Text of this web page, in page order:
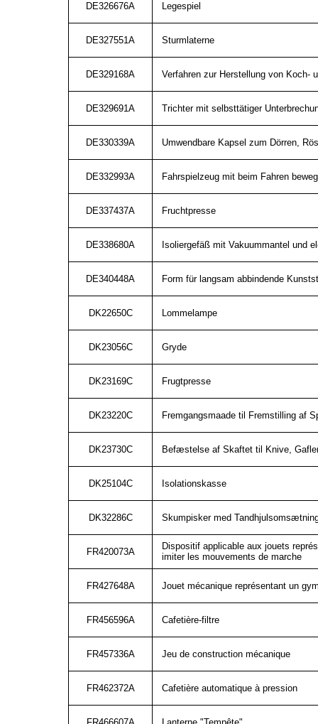
DE326676A Legespiel
DE327551A Sturmlaterne
DE329168A Verfahren zur Herstellung von Koch-
DE329691A Trichter mit selbsttätiger
DE330339A Umwendbare Kapsel zum Dörren,
DE332993A Fahrspielzeug mit beim Fahren
DE337437A Fruchtpresse
DE338680A Isoliergefäß mit Vakuummantel und
DE340448A Form für langsam abbindende
DK22650C Lommelampe
DK23056C Gryde
DK23169C Frugtpresse
DK23220C Fremgangsmaade til Fremstilling af
DK23730C Befæstelse af Skaftet til Knive,
DK25104C Isolationskasse
DK32286C Skumpisker med
FR420073A
Dispositif applicable aux jouets
imiter les mouvements de marche
FR427648A Jouet mécanique représentant un
FR456596A Cafetière-filtre
FR457336A Jeu de construction mécanique
FR462372A Cafetière automatique à pression